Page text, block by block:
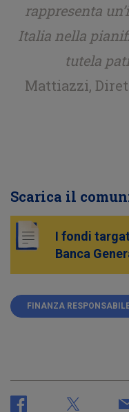
rappresenta
Italia nella
tutela
Mattiazzi,
Scarica il
I fondi
Banca
FINANZA